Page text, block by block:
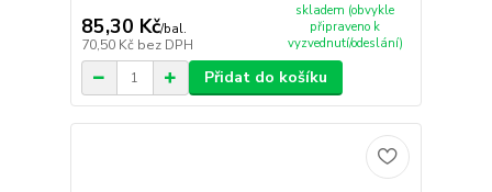
85,30 Kč/bal.
70,50 Kč bez DPH
skladem (obvykle
připraveno k
vyzvednutí/odeslání)
Přidat do košíku